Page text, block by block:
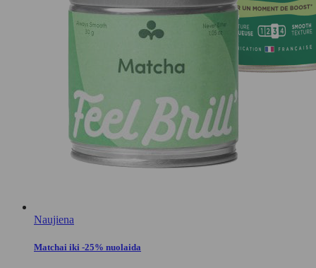
Naujiena
Matchai iki -25% nuolaida